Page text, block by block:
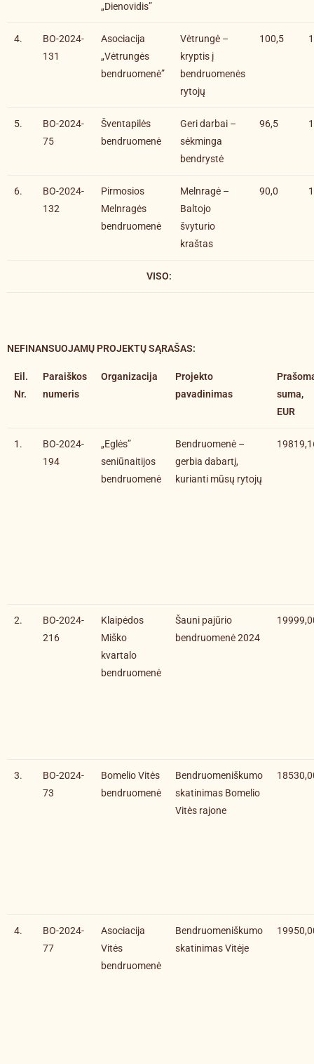
„Dienovidis”
4.
BO-2024-
131
Asociacija
„Vėtrungės
bendruomenė”
Vėtrungė –
kryptis į
bendruomenės
rytojų
100,5
5.
BO-2024-
75
Šventapilės
bendruomenė
Geri darbai –
sėkminga
bendrystė
96,5
6.
BO-2024-
132
Pirmosios
Melnragės
bendruomenė
Melnragė –
Baltojo
švyturio
kraštas
90,0
VISO:
NEFINANSUOJAMŲ PROJEKTŲ SĄRAŠAS:
Eil.
Nr.
Paraiškos
numeris
Organizacija
Projekto
pavadinimas
suma,
EUR
1.
BO-2024-
194
„Eglės”
seniūnaitijos
bendruomenė
Bendruomenė –
gerbia dabartį,
kurianti mūsų rytojų
2.
BO-2024-
216
Klaipėdos
Miško
kvartalo
bendruomenė
Šauni pajūrio
bendruomenė 2024
3.
BO-2024-
73
Bomelio Vitės
bendruomenė
Bendruomeniškumo
skatinimas Bomelio
Vitės rajone
4.
BO-2024-
77
Asociacija
Vitės
bendruomenė
Bendruomeniškumo
skatinimas Vitėje